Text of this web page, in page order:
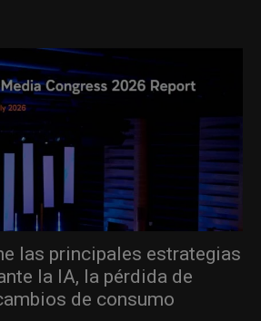
las principales estrategias
la IA, la pérdida de
de consumo